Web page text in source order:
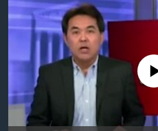
သို့
ကျော်
အ
ညွန်း
အစ္စရေး-ပါလက်စတိုင်း
အင်္ဂလိပ်စာလေ့လာမယ်
အမေရိကန်သုံးအီဒီယံ
မကြေးမုံရဲ့ အင်္ဂလိပ်စာ
ရုပ်ရှင်ထဲက အင်္ဂလိပ်စာ
သုတပဒေသာ အင်္ဂလိပ်စာ
အပတ်စဉ်ကဏ္ဍများ
ရေဒီယို
တီဗွီ
ရေဒီယိုနှင့်ရုပ်သံ အချက်အလက်မ
ရေဒီယို/တီဗွီအစီအစဉ်
Learning English
No media